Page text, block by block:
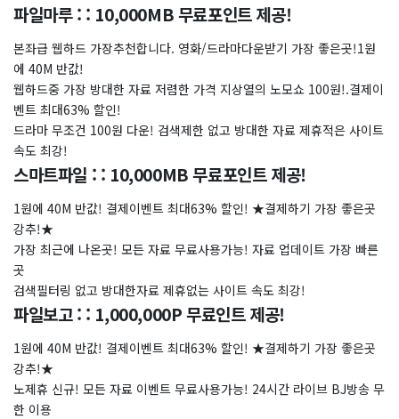
파일마루 : : 10,000MB 무료포인트 제공!
본좌급 웹하드 가장추천합니다. 영화/드라마다운받기 가장 좋은곳!1원
에 40M 반값!
웹하드중 가장 방대한 자료 저렴한 가격 지상열의 노모쇼 100원!.결제이
벤트 최대63% 할인!
드라마 무조건 100원 다운! 검색제한 없고 방대한 자료 제휴적은 사이트
속도 최강!
스마트파일 : : 10,000MB 무료포인트 제공!
1원에 40M 반값! 결제이벤트 최대63% 할인! ★결제하기 가장 좋은곳
강추!★
가장 최근에 나온곳! 모든 자료 무료사용가능! 자료 업데이트 가장 빠른
곳
검색필터링 없고 방대한자료 제휴없는 사이트 속도 최강!
파일보고 : : 1,000,000P 무료인트 제공!
1원에 40M 반값! 결제이벤트 최대63% 할인! ★결제하기 가장 좋은곳
강추!★
노제휴 신규! 모든 자료 이벤트 무료사용가능! 24시간 라이브 BJ방송 무
한 이용